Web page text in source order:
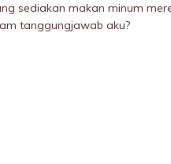
sediakan makan minum
tanggungjawab aku?